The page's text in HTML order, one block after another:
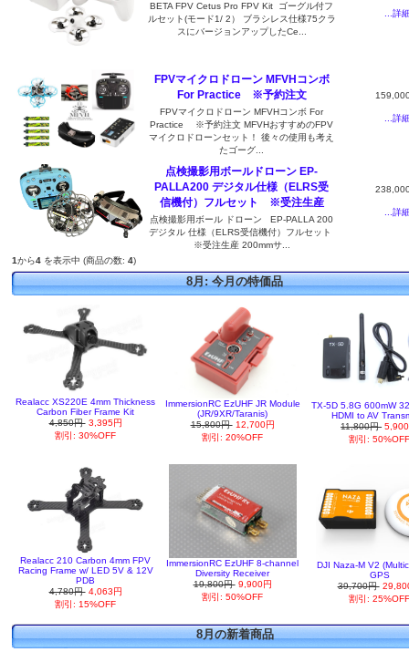
BETA FPV Cetus Pro FPV Kit ゴーグル付フ
ルセット(モード1/ 2） ブラシレス仕様75クラ
スにバージョンアップしたCe...
...詳
FPVマイクロドローン MFVHコンボ
For Practice ※予約注文
FPVマイクロドローン MFVHコンボ For
Practice ※予約注文 MFVHおすすめのFPV
マイクロドローンセット！ 後々の使用も考え
たゴーグ...
...詳
点検撮影用ボールドローン EP-
PALLA200 デジタル仕様（ELRS受
信機付）フルセット ※受注生産
点検撮影用ボール ドローン EP-PALLA 200
デジタル 仕様（ELRS受信機付）フルセット
※受注生産 200mmサ...
...詳
1から4 を表示中 (商品の数: 4)
8月: 今月の特価品
Realacc XS220E 4mm Thickness
Carbon Fiber Frame Kit
4,850円 3,395円
割引: 30%OFF
ImmersionRC EzUHF JR Module
(JR/9XR/Taranis)
15,800円 12,700円
割引: 20%OFF
TX-5D 5.8G 600mW
HDMI to AV
11,800円
割引:
Realacc 210 Carbon 4mm FPV
Racing Frame w/ LED 5V & 12V
PDB
4,780円 4,063円
割引: 15%OFF
ImmersionRC EzUHF 8-channel
Diversity Receiver
19,800円 9,900円
割引: 50%OFF
DJI Naza-M V2
GPS
39,700円
割引:
8月の新着商品